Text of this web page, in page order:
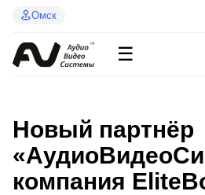
Омск
☰
Новый партнёр
компания